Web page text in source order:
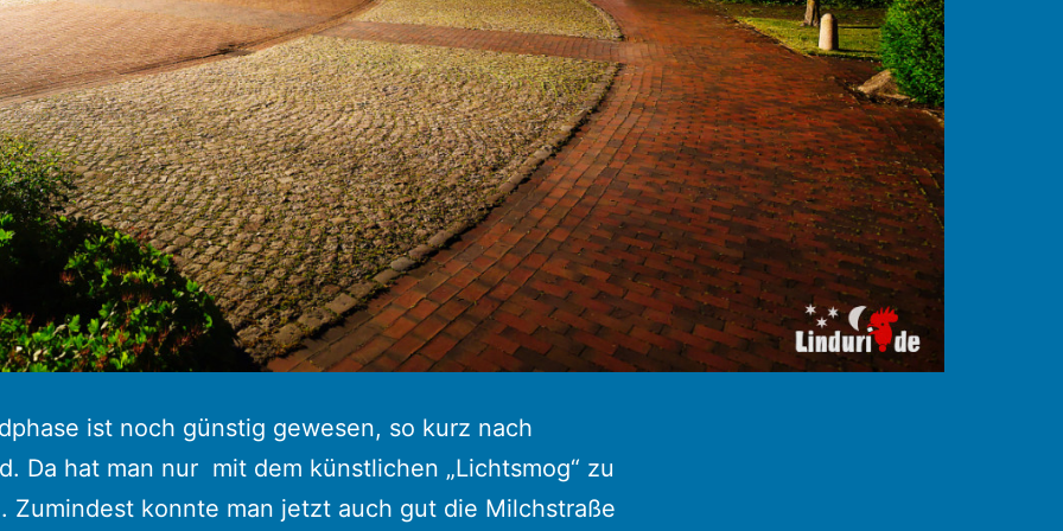
ist noch günstig gewesen, so kurz nach
Da hat man nur mit dem künstlichen „Lichtsmog“ zu
Zumindest konnte man jetzt auch gut die Milchstraße